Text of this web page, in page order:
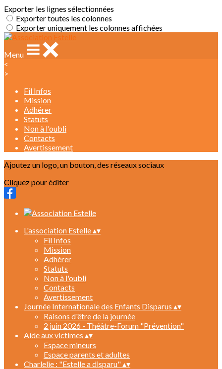
Exporter les lignes sélectionnées
Exporter toutes les colonnes
Exporter uniquement les colonnes affichées
Menu
<
>
Fil Infos
Mission
Adhérer
Statuts
Non à l'oubli
Contacts
Avertissement
Ajoutez un logo, un bouton, des réseaux sociaux
Cliquez pour éditer
L'association Estelle▴▾
Fil Infos
Mission
Adhérer
Statuts
Non à l'oubli
Contacts
Avertissement
Journée Internationale des Enfants Disparus ▴▾
Raisons d'être de la journée
2 juin 2026 - Théâtre-Forum "Prévention"
Aide aux victimes ▴▾
Espace mineurs
Espace parents et adultes
Charlelie : "Estelle a disparu"▴▾